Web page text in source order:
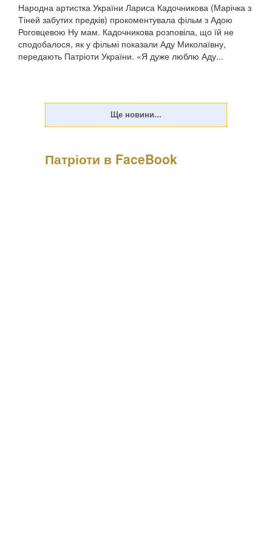
Народна артистка України Лариса Кадочникова (Марічка з
Тіней забутих предків) прокоментувала фільм з Адою
Роговцевою Ну мам. Кадочникова розповіла, що їй не
сподобалося, як у фільмі показали Аду Миколаївну,
передають Патріоти України. «Я дуже люблю Аду...
Патріоти в FaceBook